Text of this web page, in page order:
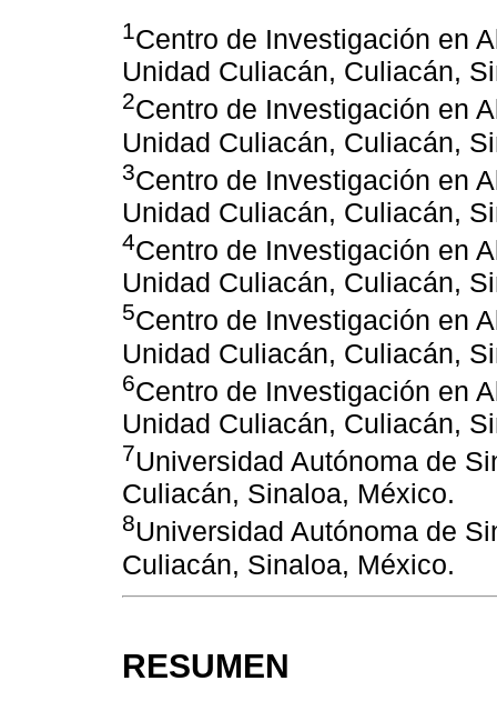
1Centro de Investigación en
Unidad Culiacán, Culiacán,
2Centro de Investigación en
Unidad Culiacán, Culiacán,
3Centro de Investigación en
Unidad Culiacán, Culiacán,
4Centro de Investigación en
Unidad Culiacán, Culiacán,
5Centro de Investigación en
Unidad Culiacán, Culiacán,
6Centro de Investigación en
Unidad Culiacán, Culiacán,
7Universidad Autónoma de
Culiacán, Sinaloa, México.
8Universidad Autónoma de
Culiacán, Sinaloa, México.
RESUMEN